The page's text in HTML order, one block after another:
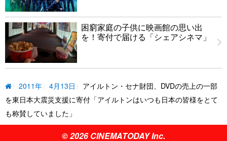
困窮家庭の子供に映画館の思い出
を！寄付で届ける「シェアシネマ」
2011年 4月13日
アイルトン・セナ財団、DVDの売上の一部
を東日本大震災支援に寄付「アイルトンはいつも日本の皆様をとて
も称賛していました」
© 2026 CINEMATODAY Inc.